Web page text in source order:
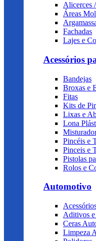
Alicerces
Áreas
Fachadas
Lajes e
Acessórios
Bandejas
Broxas e
Fitas
Kits de
Lixas e
Lona
Pincéis e
Pinceis e
Pistolas
Rolos e
Automotivo
Aditivos
Ceras
Limpeza